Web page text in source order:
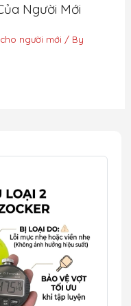
Người Mới
người mới / By